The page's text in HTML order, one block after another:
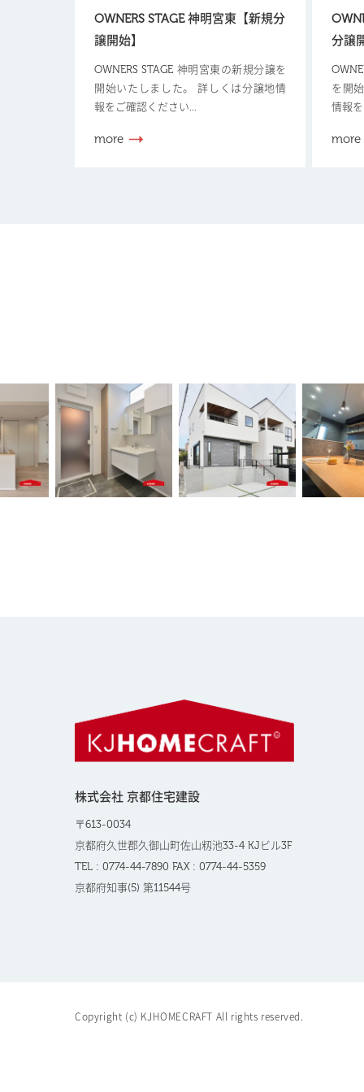
OWNERS STAGE 神明宮東【新規分
譲開始】
OWNERS STAGE 神明宮東の新規分譲を
開始いたしました。 詳しくは分譲地情
報をご確認ください...
more
分譲
を開
情報
more
株式会社 京都住宅建設
〒613-0034
京都府久世郡久御山町佐山籾池33-4 KJビル3F
TEL : 0774-44-7890 FAX : 0774-44-5359
京都府知事(5) 第11544号
Copyright (c) KJHOMECRAFT All rights reserved.